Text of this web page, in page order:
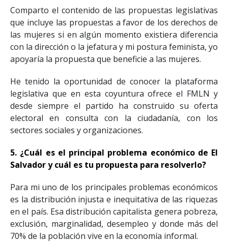
Comparto el contenido de las propuestas legislativas
que incluye las propuestas a favor de los derechos de
las mujeres si en algún momento existiera diferencia
con la dirección o la jefatura y mi postura feminista, yo
apoyaría la propuesta que beneficie a las mujeres.
He tenido la oportunidad de conocer la plataforma
legislativa que en esta coyuntura ofrece el FMLN y
desde siempre el partido ha construido su oferta
electoral en consulta con la ciudadanía, con los
sectores sociales y organizaciones.
5. ¿Cuál es el principal problema económico de El
Salvador y cuál es tu propuesta para resolverlo?
Para mi uno de los principales problemas económicos
es la distribución injusta e inequitativa de las riquezas
en el país. Esa distribución capitalista genera pobreza,
exclusión, marginalidad, desempleo y donde más del
70% de la población vive en la economía informal.